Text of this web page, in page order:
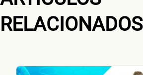
RELACIONADOS